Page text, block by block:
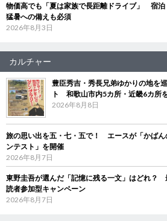
物価高でも「夏は家族で長距離ドライブ」 宿泊
猛暑への備えも必須
2026年8月3日
カルチャー
豊臣秀吉・秀長兄弟ゆかりの地を
ト 和歌山市内5カ所・近畿6カ所
2026年8月8日
旅の思い出を五・七・五で！ エースが「かばん
ンテスト」を開催
2026年8月7日
東野圭吾が選んだ「記憶に残る一文」はどれ？
読者参加型キャンペーン
2026年8月7日